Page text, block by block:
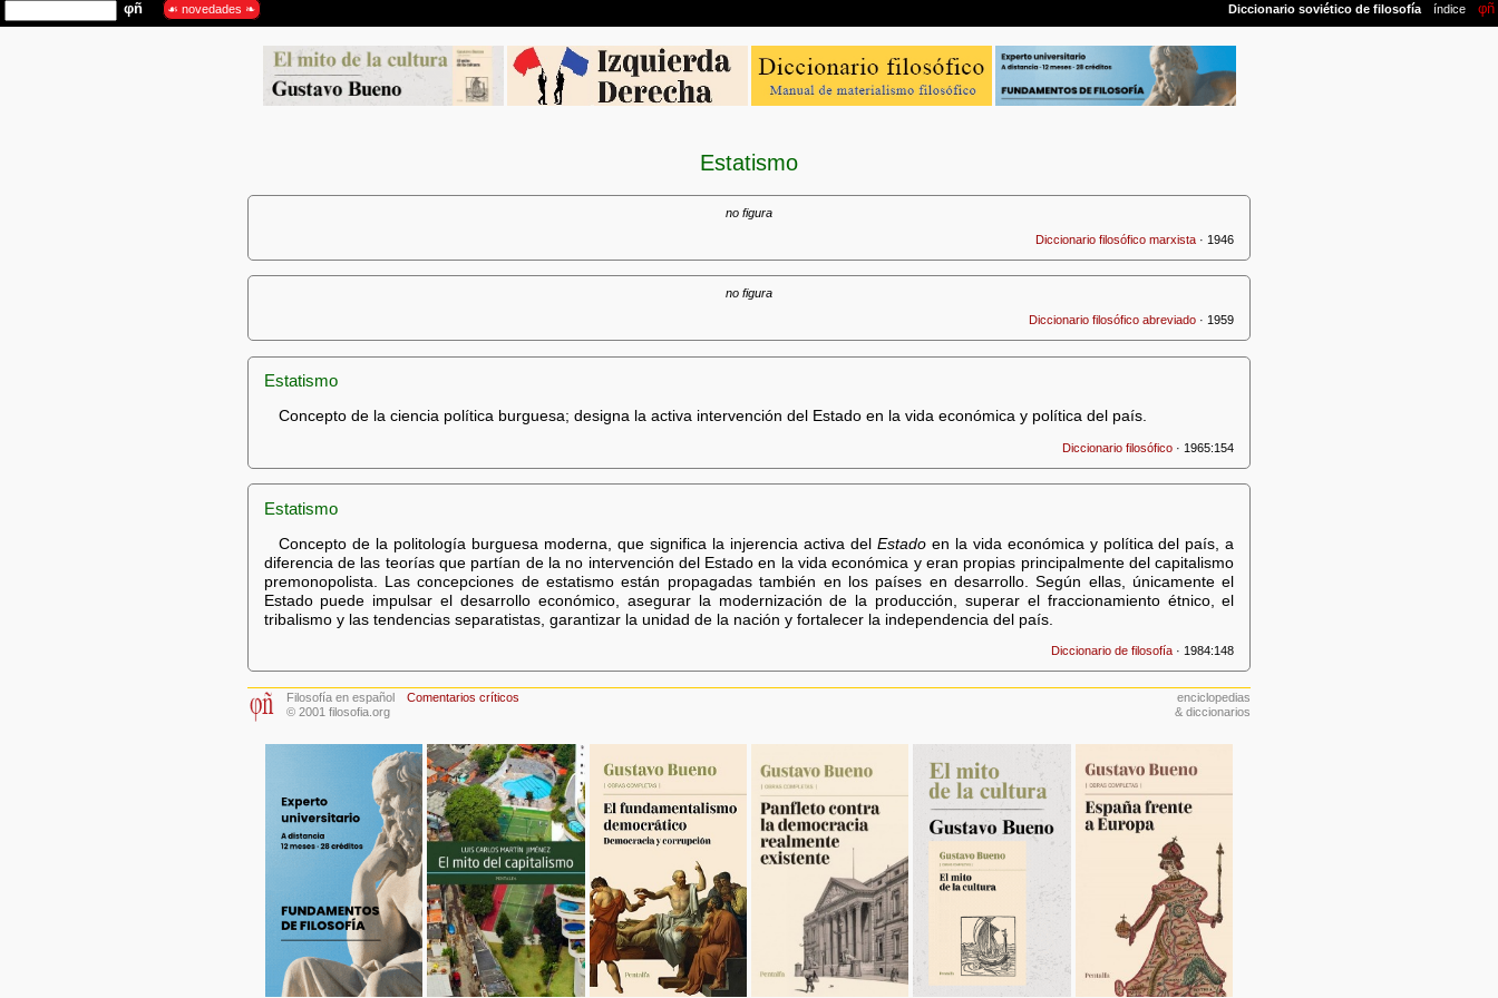
Estatismo
no figura
Diccionario filosófico marxista · 1946
no figura
Diccionario filosófico abreviado · 1959
Estatismo
Concepto de la ciencia política burguesa; designa la activa intervención del Estado en la vida económica y política del país.
Diccionario filosófico · 1965:154
Estatismo
Concepto de la politología burguesa moderna, que significa la injerencia activa del Estadoen la vida económica y política del país, a
diferencia de las teorías que partían de la no intervención del Estado en la vida económica y eran propias principalmente del capitalismo
premonopolista. Las concepciones de estatismo están propagadas también en los países en desarrollo. Según ellas, únicamente el
Estado puede impulsar el desarrollo económico, asegurar la modernización de la producción, superar el fraccionamiento étnico, el
tribalismo y las tendencias separatistas, garantizar la unidad de la nación y fortalecer la independencia del país.
Diccionario de filosofía · 1984:148
Filosofía en español
© 2001 filosofia.org
Comentarios críticos
enciclopedias
& diccionarios